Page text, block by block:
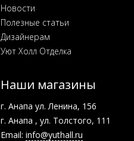
Новости
Полезные статьи
Дизайнерам
Уют Холл Отделка
Наши магазины
г. Анапа ул. Ленина, 156
г. Анапа , ул. Толстого, 111
Email: info@yuthall.ru